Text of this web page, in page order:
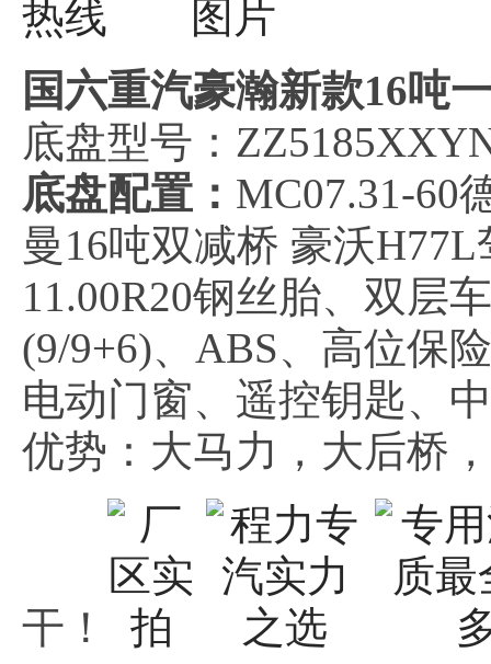
国六重汽豪瀚新款16吨
底盘型号：
底盘配置： MC07.31-60
曼16吨双减桥 豪沃
11.00R20钢丝胎、双层
(9/9+6)、ABS、高位保
电动门窗、遥控钥匙、
优势：大马力，大后桥
干！